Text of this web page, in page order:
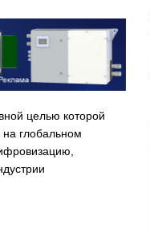
целью которой
глобальном